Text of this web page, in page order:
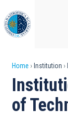
to
main
content
Home Institution
of